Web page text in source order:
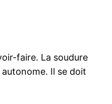
faire. La soudure
autonome. Il se doit